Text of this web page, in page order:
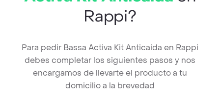
Rappi?
Para pedir Bassa Activa Kit Anticaida en Rappi
debes completar los siguientes pasos y nos
encargamos de llevarte el producto a tu
domicilio a la brevedad